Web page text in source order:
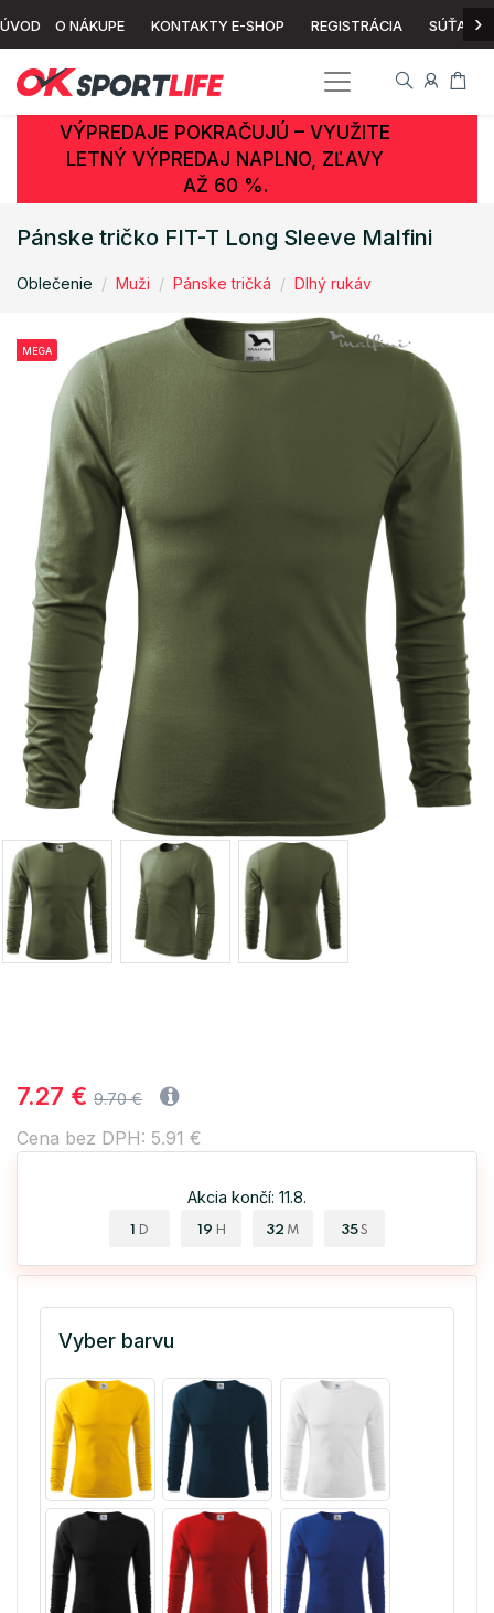
ÚVOD O NÁKUPE KONTAKTY E-SHOP REGISTRÁCIA SÚŤAŽ ›
VÝPREDAJE POKRAČUJÚ – VYUŽITE
LETNÝ VÝPREDAJ NAPLNO, ZĽAVY
AŽ 60 %.
Pánske tričko FIT-T Long Sleeve Malfini
Oblečenie Muži Pánske tričká Dlhý rukáv
MEGA
7.27 € 9.70 €
Cena bez DPH: 5.91 €
Akcia končí: 11.8.
1 D 19 H 32 M 35 S
Vyber barvu